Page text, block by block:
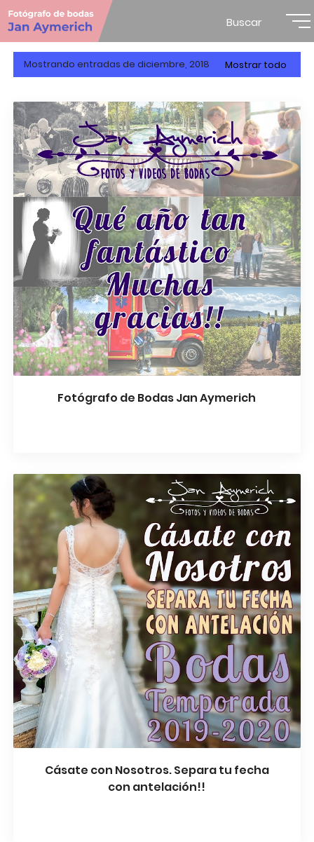
Buscar
Mostrando entradas de diciembre, 2018 Mostrar todo
Fotógrafo de Bodas Jan Aymerich
Cásate con Nosotros. Separa tu fecha
con antelación!!